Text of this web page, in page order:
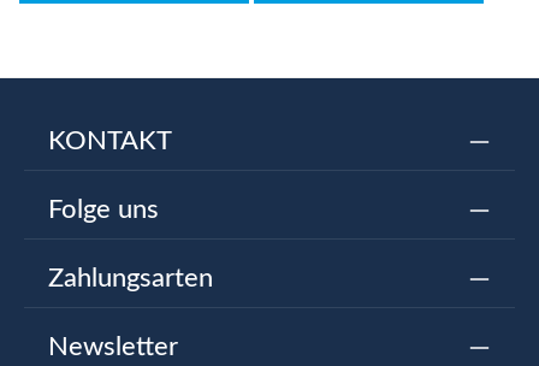
KONTAKT
Folge uns
Zahlungsarten
Newsletter